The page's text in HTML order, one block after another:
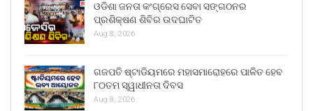
ଓଡିଶା ଜନତା କଂଗ୍ରେସ ସେବା ସଙ୍ଗଠନର
ପ୍ରଶିକ୍ଷଣ ଶିବିର ଉଦଘାଟିତ
Aug 8, 2026
ଗଜପତି ଷ୍ଟାଡିୟମରେ ମହାସମାରୋହରେ ପାଳିତ ହେବ
୮୦ତମ ସ୍ୱାଧୀନତା ଦିବସ
Aug 8, 2026